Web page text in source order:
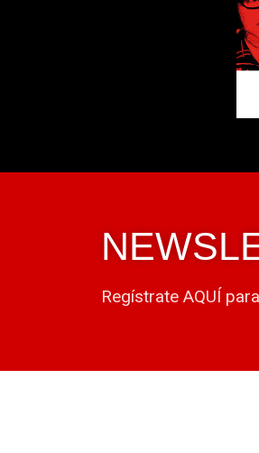
Regístrate AQUÍ